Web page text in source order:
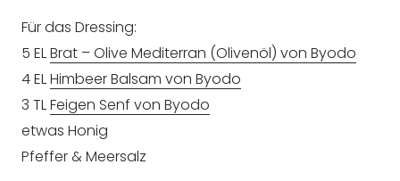
Für das Dressing:
5 ELBrat – Olive Mediterran (Olivenöl) von Byodo
4 ELHimbeer Balsam von Byodo
3 TLFeigen Senf von Byodo
etwas Honig
Pfeffer & Meersalz